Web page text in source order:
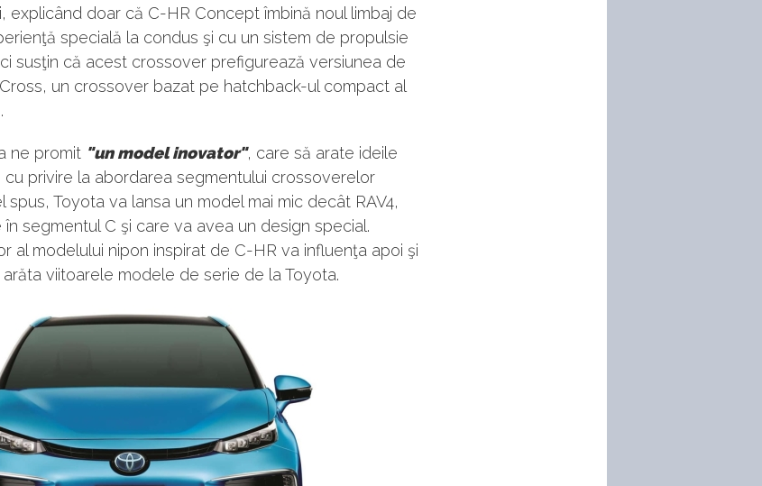
explicând doar că C-HR Concept îmbină noul limbaj de
specială la condus şi cu un sistem de propulsie
susţin că acest crossover prefigurează versiunea de
un crossover bazat pe hatchback-ul compact al
ne promit "un model inovator", care să arate ideile
cu privire la abordarea segmentului crossoverelor
spus, Toyota va lansa un model mai mic decât RAV4,
segmentul C şi care va avea un design special.
al modelului nipon inspirat de C-HR va influenţa apoi şi
viitoarele modele de serie de la Toyota.